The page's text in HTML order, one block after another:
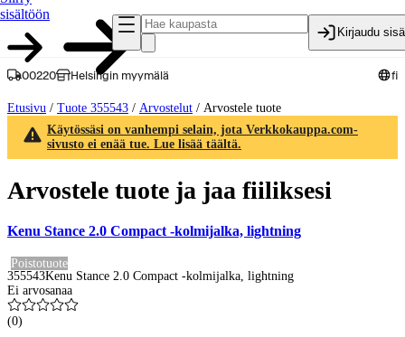
sisältöön
Kirjaudu
00220 Helsingin myymälä fi
Etusivu / Tuote 355543 / Arvostelut / Arvostele tuote
Käytössäsi on vanhempi selain, jota Verkkokauppa.com-
sivusto ei enää tue. Lue lisää täältä.
Arvostele tuote ja jaa fiiliksesi
Kenu Stance 2.0 Compact -kolmijalka, lightning
Poistotuote
355543Kenu Stance 2.0 Compact -kolmijalka, lightning
Ei arvosanaa
(0)